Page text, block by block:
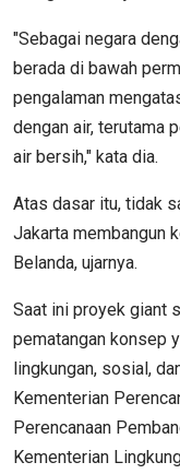
"Sebagai negara
berada di bawah
pengalaman
dengan air, terutama
air bersih," kata dia.
Atas dasar itu, tidak
Jakarta membangun
Belanda, ujarnya.
Saat ini proyek giant
pematangan konsep
lingkungan, sosial,
Kementerian
Perencanaan
Kementerian